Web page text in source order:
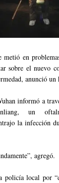
en
sobre el nuevo
anunció un
informó a
un
la infección
agregó.
local por